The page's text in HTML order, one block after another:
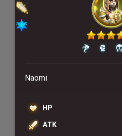
Naomi
HP
ATK